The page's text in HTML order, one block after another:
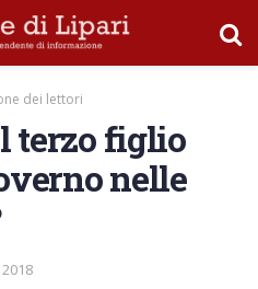
dei lettori
terzo figlio
nelle